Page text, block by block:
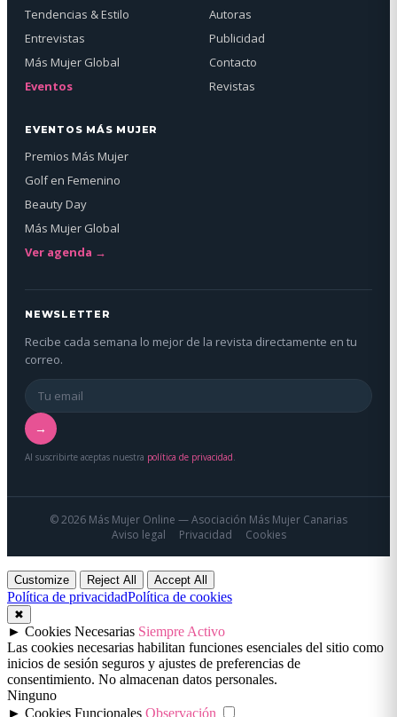
Tendencias & Estilo
Entrevistas
Más Mujer Global
Eventos
Autoras
Publicidad
Contacto
Revistas
EVENTOS MÁS MUJER
Premios Más Mujer
Golf en Femenino
Beauty Day
Más Mujer Global
Ver agenda →
NEWSLETTER
Recibe cada semana lo mejor de la revista directamente en tu
correo.
→
Al suscribirte aceptas nuestra política de privacidad
© 2026 Más Mujer Online — Asociación Más Mujer Canarias
Aviso legal
Privacidad Cookies
Customize Reject All Accept All
Política de privacidadPolítica de cookies
✖
► Cookies Necesarias Siempre Activo
Las cookies necesarias habilitan funciones esenciales del sitio como
inicios de sesión seguros y ajustes de preferencias de
consentimiento. No almacenan datos personales.
Ninguno
► Cookies Funcionales Observación